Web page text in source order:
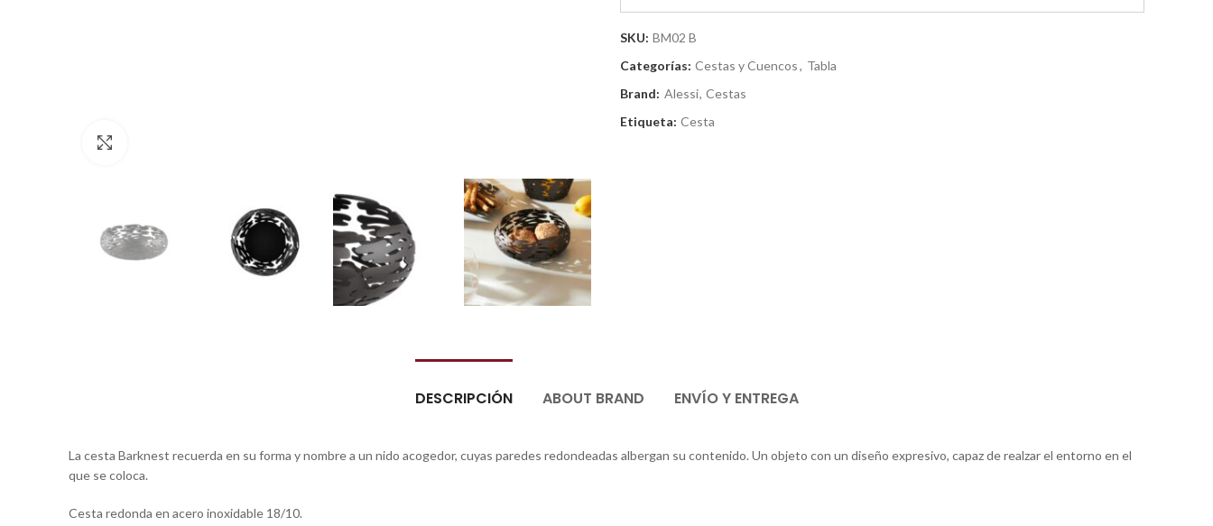
SKU: BM02 B
Categorías: Cestas y Cuencos, Tabla
Brand: Alessi, Cestas
Etiqueta: Cesta
DESCRIPCIÓN ABOUT BRAND ENVÍO Y ENTREGA
La cesta Barknest recuerda en su forma y nombre a un nido acogedor, cuyas paredes redondeadas albergan su contenido. Un objeto con un diseño expresivo, capaz de realzar el entorno en el
que se coloca.
Cesta redonda en acero inoxidable 18/10.